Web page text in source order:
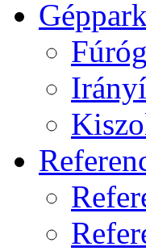
Géppark